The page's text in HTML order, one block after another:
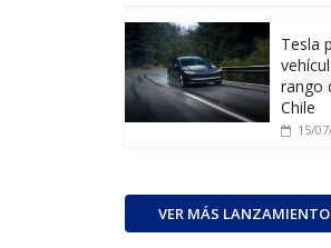
Tesla
rango
Chile
15/
VER MÁS